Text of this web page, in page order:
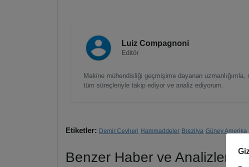
Luiz Compagnoni
Editör
Makine mühendisliği geçmişime dayanan
tüm süreçleriyle takip ediyor ve analiz ediyorum.
Etiketler: Demir Cevheri Hammaddeler Brezilya Güney Amerika
Benzer Haber ve Analizler